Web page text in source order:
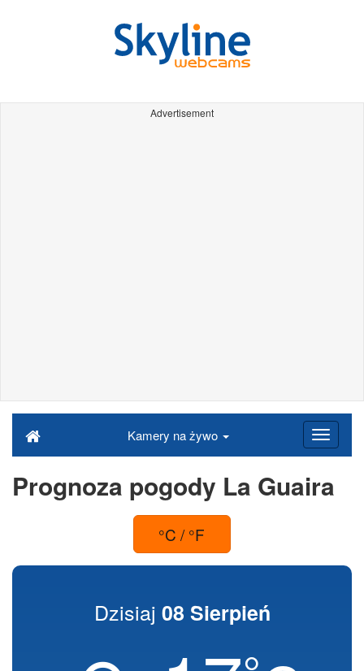
Advertisement
Kamery na żywo
Prognoza pogody La Guaira
°C / °F
Dzisiaj 08 Sierpień